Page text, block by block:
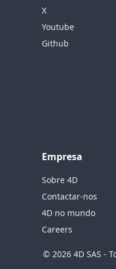
X
Youtube
Github
Empresa
Sobre 4D
Contactar-nos
4D no mundo
Careers
© 2026 4D SAS -